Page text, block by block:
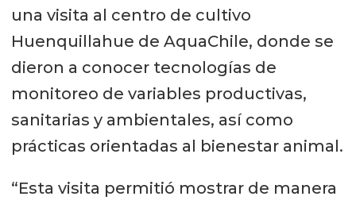
una visita al centro de cultivo
Huenquillahue de AquaChile, donde se
dieron a conocer tecnologías de
monitoreo de variables productivas,
sanitarias y ambientales, así como
prácticas orientadas al bienestar animal.
“Esta visita permitió mostrar de manera